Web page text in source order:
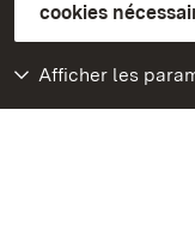
cookies
Afficher les
Accueil
Monuments
Rendez-nous